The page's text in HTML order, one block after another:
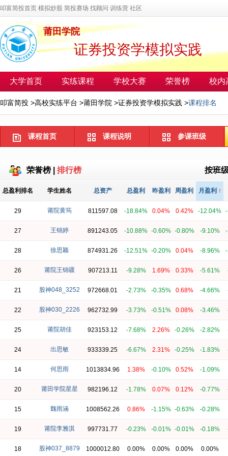
叩富简投首页 模拟炒股 简投赛场 找顾问 训练营 社区
莆田学院
证券投资学模拟实践
大学首页 实练课程 学校大赛 荣誉榜 校内
叩富简投 >高校实练平台 >莆田学院 >证券投资学模拟实践 >课程排名
课程首页 课程说明 参课班级
荣誉榜 排行榜 按班
总盈利排名 学生姓名 总资产 总盈利 昨盈利 周盈利 月盈利 ↑
29 莆院黄筠 811597.08 -18.84% 0.04% 0.42% -12.04%
27 王锦婷 891243.05 -10.88% -0.60% -0.80% -9.10%
28 徐思颖 874931.26 -12.51% -0.20% 0.04% -8.96%
26 莆院王锦疆 907213.11 -9.28% 1.69% 0.33% -5.61%
21 股神048_3252 972668.01 -2.73% -0.35% 0.68% -4.66%
22 股神030_2226 962732.99 -3.73% -0.51% 0.08% -3.46%
25 莆院胡佳 923153.12 -7.68% 2.26% -0.26% -2.82%
24 出思敏 933339.25 -6.67% 2.31% -0.25% -1.83%
14 何思雨 1013834.96 1.38% -0.10% 0.52% -1.09%
20 莆田学院星星 982196.12 -1.78% 0.07% 0.12% -0.77%
15 魏雨涵 1008562.26 0.86% -1.15% -0.63% -0.28%
19 莆院李雅淇 997731.77 -0.23% -0.01% -0.01% -0.18%
18 股神037_8879 1000012.80 0.00% 0.00% 0.00% 0.00%